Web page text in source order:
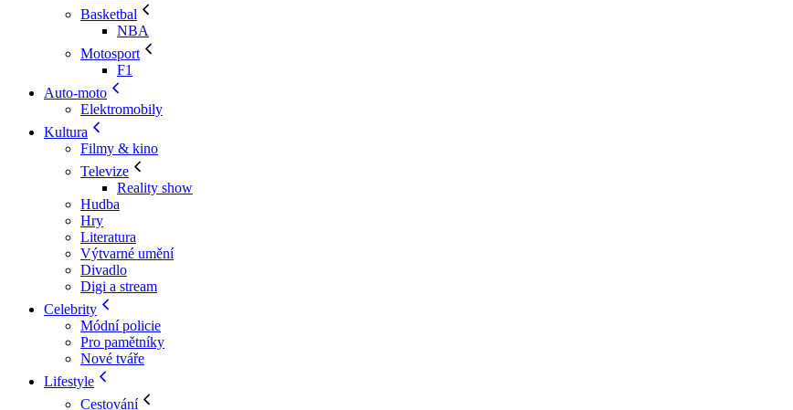
Basketbal
NBA
Motosport
F1
Auto-moto
Elektromobily
Kultura
Filmy & kino
Televize
Reality show
Hudba
Hry
Literatura
Výtvarné umění
Divadlo
Digi a stream
Celebrity
Módní policie
Pro pamětníky
Nové tváře
Lifestyle
Cestování